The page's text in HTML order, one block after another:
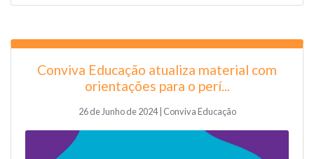
Conviva Educação atualiza material com
orientações para o perí...
26 de Junho de 2024 | Conviva Educação